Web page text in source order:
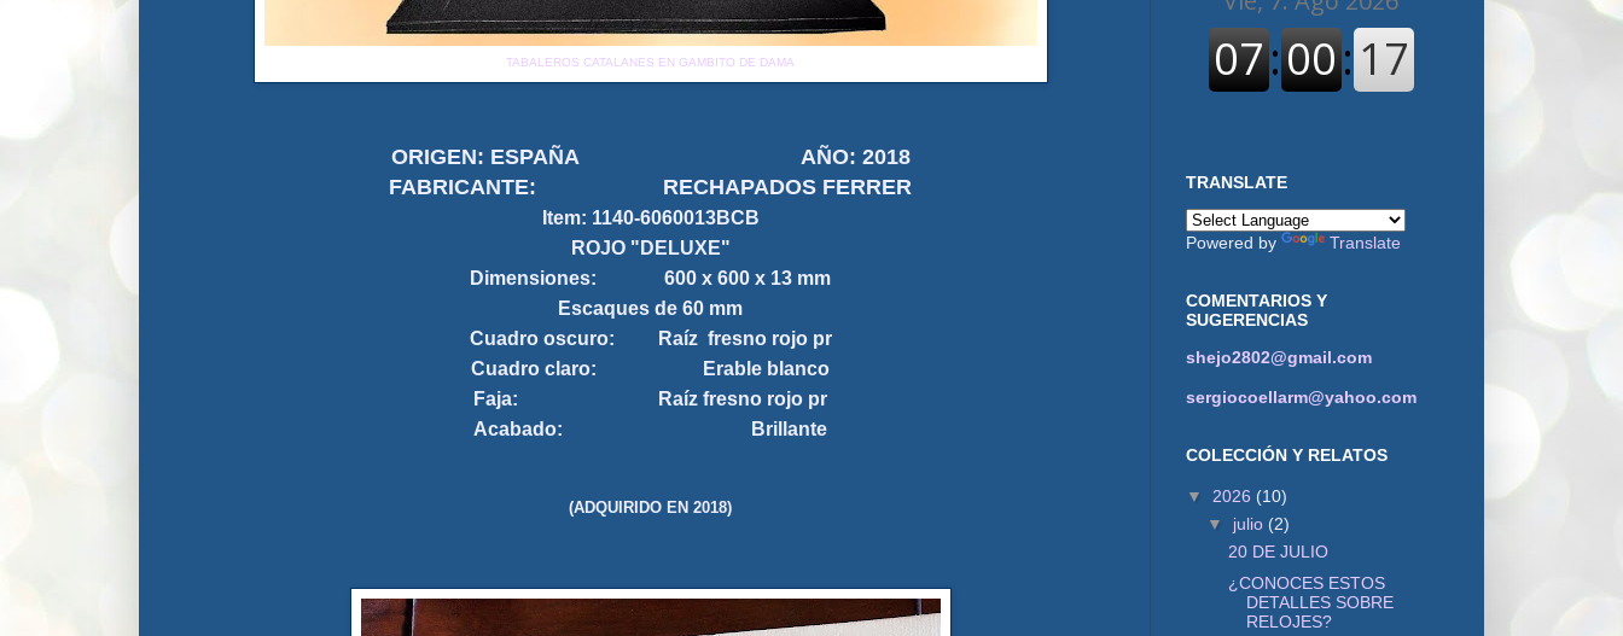
TABALEROS CATALANES EN GAMBITO DE DAMA
ORIGEN: ESPAÑA AÑO: 2018
FABRICANTE: RECHAPADOS FERRER
Item: 1140-6060013BCB
ROJO "DELUXE"
Dimensiones: 600 x 600 x 13 mm
Escaques de 60 mm
Cuadro oscuro: Raíz fresno rojo pr
Cuadro claro: Erable blanco
Faja: Raíz fresno rojo pr
Acabado: Brillante
(ADQUIRIDO EN 2018)
TRANSLATE
Powered by Translate
COMENTARIOS Y
SUGERENCIAS
shejo2802@gmail.com
sergiocoellarm@yahoo.com
COLECCIÓN Y RELATOS
▼ 2026 (10)
▼ julio (2)
20 DE JULIO
¿CONOCES ESTOS
DETALLES SOBRE
RELOJES?